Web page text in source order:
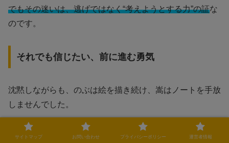
でもその迷いは、逃げではなく“考えようとする力”の証な
のです。
それでも信じたい、前に進む勇気
沈黙しながらも、のぶは絵を描き続け、嵩はノートを手放
しませんでした。
すぐに答えが出なくても、“夢を捨てていない”という小さ
サイトマップ お問い合わせ プライバシーポリシー 運営者情報